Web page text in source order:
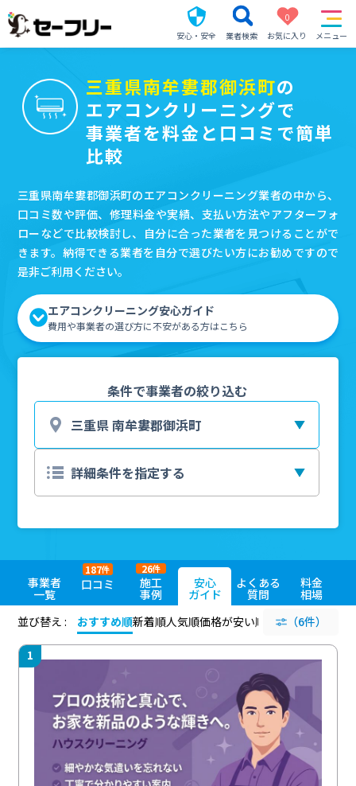
安心・安全 業者検索
0
お気に入り
メニュー
三重県南牟婁郡御浜町の
エアコンクリーニングで
事業者を料金と口コミで簡単
比較
三重県南牟婁郡御浜町のエアコンクリーニング業者の中から、
口コミ数や評価、修理料金や実績、支払い方法やアフターフォ
ローなどで比較検討し、自分に合った業者を見つけることがで
きます。納得できる業者を自分で選びたい方にお勧めですので
是非ご利用ください。
エアコンクリーニング安心ガイド
費用や事業者の選び方に不安がある方はこちら
条件で事業者の絞り込む
事業者
一覧
口コミ
187件
施工
事例
26件
安心
ガイド
よくある
質問
料金
相場
並び替え :
おすすめ順新着順人気順価格が安い順 評価が高い順
（6件）
1